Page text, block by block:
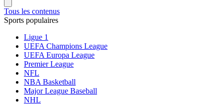
Tous les contenus
Sports populaires
Ligue 1
UEFA Champions League
UEFA Europa League
Premier League
NFL
NBA Basketball
Major League Baseball
NHL